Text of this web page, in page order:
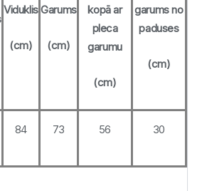
Viduklis
(cm)
Garums
(cm)
kopā ar
pleca
garumu
(cm)
garums no
paduses
(cm)
84 73 56 30